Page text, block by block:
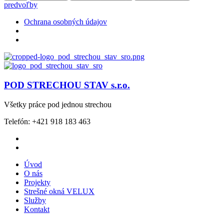
predvoľby
Ochrana osobných údajov
POD STRECHOU STAV s.r.o.
Všetky práce pod jednou strechou
Telefón: +421 918 183 463
Úvod
O nás
Projekty
Strešné okná VELUX
Služby
Kontakt